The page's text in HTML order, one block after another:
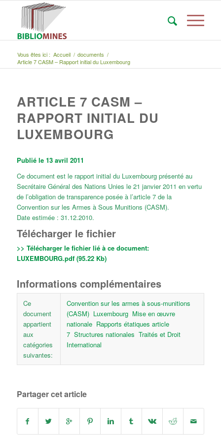
Vous êtes ici : Accueil / documents /
Article 7 CASM – Rapport initial du Luxembourg
ARTICLE 7 CASM –
RAPPORT INITIAL DU
LUXEMBOURG
Publié le 13 avril 2011
Ce document est le rapport initial du Luxembourg présenté au
Secrétaire Général des Nations Unies le 21 janvier 2011 en vertu
de l’obligation de transparence posée à l’article 7 de la
Convention sur les Armes à Sous Munitions (CASM).
Date estimée : 31.12.2010.
Télécharger le fichier
>> Télécharger le fichier lié à ce document:
LUXEMBOURG.pdf (95.22 Kb)
Informations complémentaires
Ce
document
appartient
aux
catégories
suivantes:
Convention sur les armes à sous-munitions
(CASM) Luxembourg Mise en œuvre
nationale Rapports étatiques article
7 Structures nationales Traités et Droit
International
Partager cet article